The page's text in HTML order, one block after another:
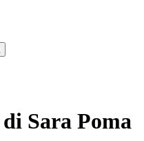
Sara Poma